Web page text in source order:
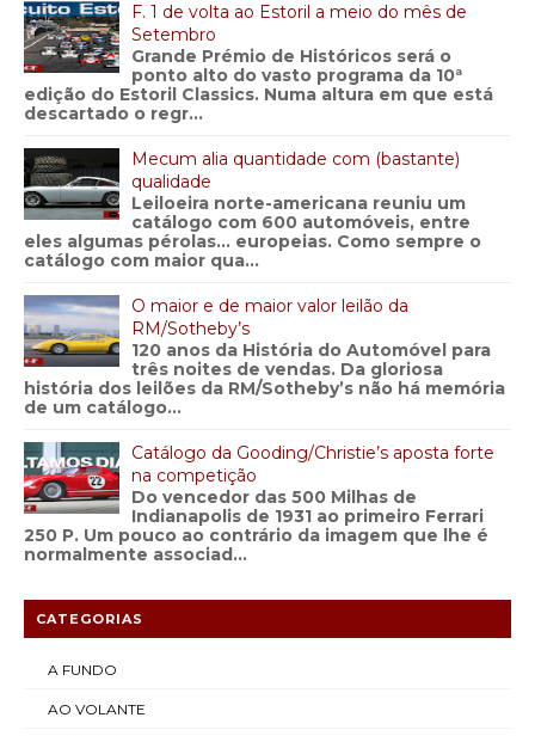
F. 1 de volta ao Estoril a meio do mês de
Setembro
Grande Prémio de Históricos será o
ponto alto do vasto programa da 10ª
edição do Estoril Classics. Numa altura em que está
descartado o regr...
Mecum alia quantidade com (bastante)
qualidade
Leiloeira norte-americana reuniu um
catálogo com 600 automóveis, entre
eles algumas pérolas… europeias. Como sempre o
catálogo com maior qua...
O maior e de maior valor leilão da
RM/Sotheby’s
120 anos da História do Automóvel para
três noites de vendas. Da gloriosa
história dos leilões da RM/Sotheby’s não há memória
de um catálogo...
Catálogo da Gooding/Christie’s aposta forte
na competição
Do vencedor das 500 Milhas de
Indianapolis de 1931 ao primeiro Ferrari
250 P. Um pouco ao contrário da imagem que lhe é
normalmente associad...
CATEGORIAS
A FUNDO
AO VOLANTE